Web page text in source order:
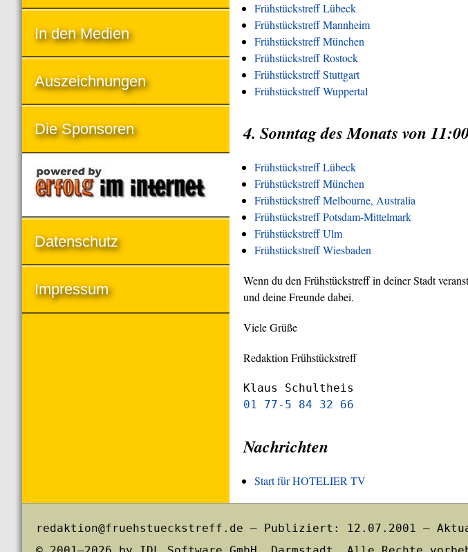
Frühstückstreff Lübeck
Frühstückstreff Mannheim
Frühstückstreff München
Frühstückstreff Rostock
Frühstückstreff Stuttgart
Frühstückstreff Wuppertal
4. Sonntag des Monats von
Frühstückstreff Lübeck
Frühstückstreff München
Frühstückstreff Melbourne, Australia
Frühstückstreff Potsdam-Mittelmark
Frühstückstreff Ulm
Frühstückstreff Wiesbaden
Wenn du den Frühstückstreff in deiner Stadt
und deine Freunde dabei.
Viele Grüße
Redaktion Frühstückstreff
Klaus Schultheis
01 77-5 84 32 66
Nachrichten
Start für HOTELIER TV
In den Medien
Auszeichnungen
Die Sponsoren
Datenschutz
Impressum
redaktion@fruehstueckstreff.de – Publiziert: 12.07.2001 –